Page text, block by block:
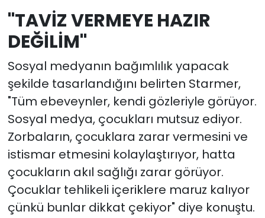
"TAVİZ VERMEYE HAZIR
DEĞİLİM"
Sosyal medyanın bağımlılık yapacak
şekilde tasarlandığını belirten Starmer,
"Tüm ebeveynler, kendi gözleriyle görüyor.
Sosyal medya, çocukları mutsuz ediyor.
Zorbaların, çocuklara zarar vermesini ve
istismar etmesini kolaylaştırıyor, hatta
çocukların akıl sağlığı zarar görüyor.
Çocuklar tehlikeli içeriklere maruz kalıyor
çünkü bunlar dikkat çekiyor" diye konuştu.